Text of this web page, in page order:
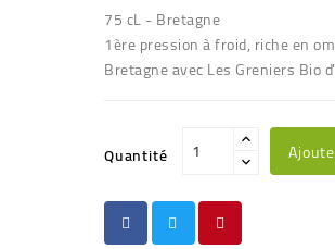
75 cL - Bretagne
1ère pression à froid, riche en
Bretagne avec Les Greniers Bio
Quantité